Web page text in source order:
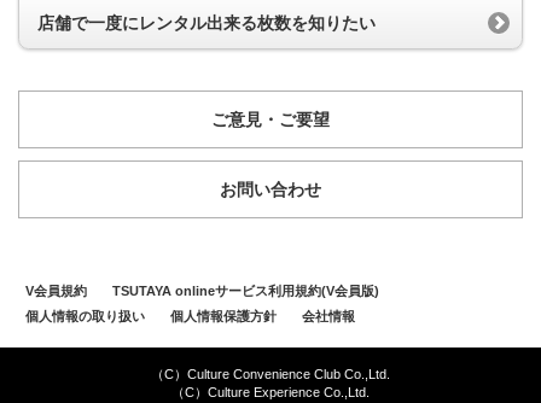
店舗で一度にレンタル出来る枚数を知りたい
ご意見・ご要望
お問い合わせ
V会員規約
TSUTAYA onlineサービス利用規約(V会員版)
個人情報の取り扱い
個人情報保護方針 会社情報
（C）Culture Convenience Club Co.,Ltd.
（C）Culture Experience Co.,Ltd.